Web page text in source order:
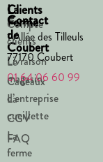
La
Ferme
de
Coubert
Le
magasin
La
cueillette
La
ferme
Clients
Compte
clients
Livraison
Cadeaux
d’entreprise
CGV
FAQ
Contact
1 Allée des Tilleuls
77170 Coubert
01 64 06 60 99